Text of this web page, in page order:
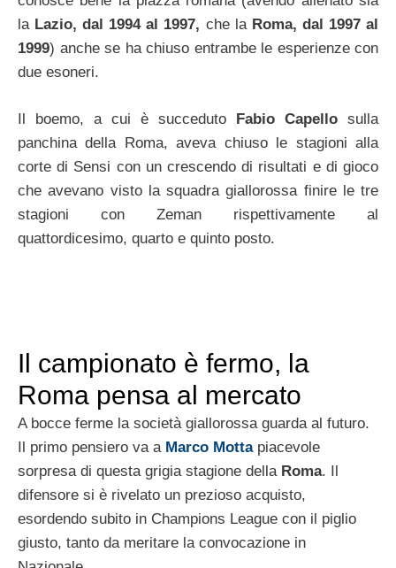
la Lazio, dal 1994 al 1997, che la Roma, dal 1997 al
1999) anche se ha chiuso entrambe le esperienze con
due esoneri.
Il boemo, a cui è succeduto Fabio Capello sulla
panchina della Roma, aveva chiuso le stagioni alla
corte di Sensi con un crescendo di risultati e di gioco
che avevano visto la squadra giallorossa finire le tre
stagioni con Zeman rispettivamente al
quattordicesimo, quarto e quinto posto.
Il campionato è fermo, la
Roma pensa al mercato
A bocce ferme la società giallorossa guarda al futuro.
Il primo pensiero va a Marco Motta piacevole
sorpresa di questa grigia stagione della Roma. Il
difensore si è rivelato un prezioso acquisto,
esordendo subito in Champions League con il piglio
giusto, tanto da meritare la convocazione in